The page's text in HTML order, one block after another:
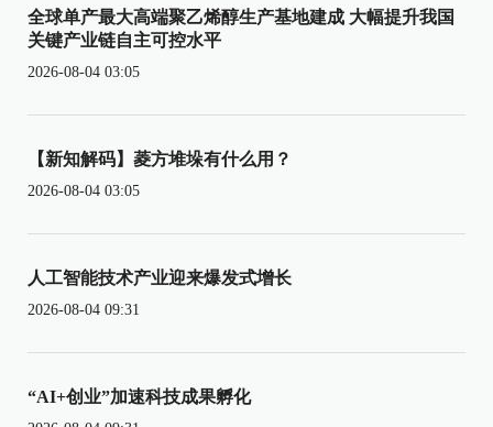
全球单产最大高端聚乙烯醇生产基地建成 大幅提升我国
关键产业链自主可控水平
2026-08-04 03:05
【新知解码】菱方堆垛有什么用？
2026-08-04 03:05
人工智能技术产业迎来爆发式增长
2026-08-04 09:31
“AI+创业”加速科技成果孵化